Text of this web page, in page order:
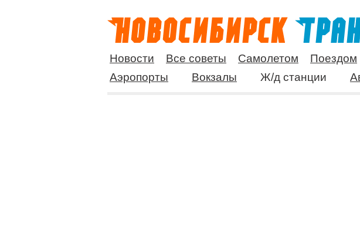
Новости Все советы Самолетом Поездом
Аэропорты
Вокзалы Ж/д станции